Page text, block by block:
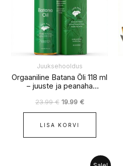
Juuksehooldus
Orgaaniline Batana Õli 118 ml
– juuste ja peanaha
23.99€ 19.99 €
LISA KORVI
Praegune